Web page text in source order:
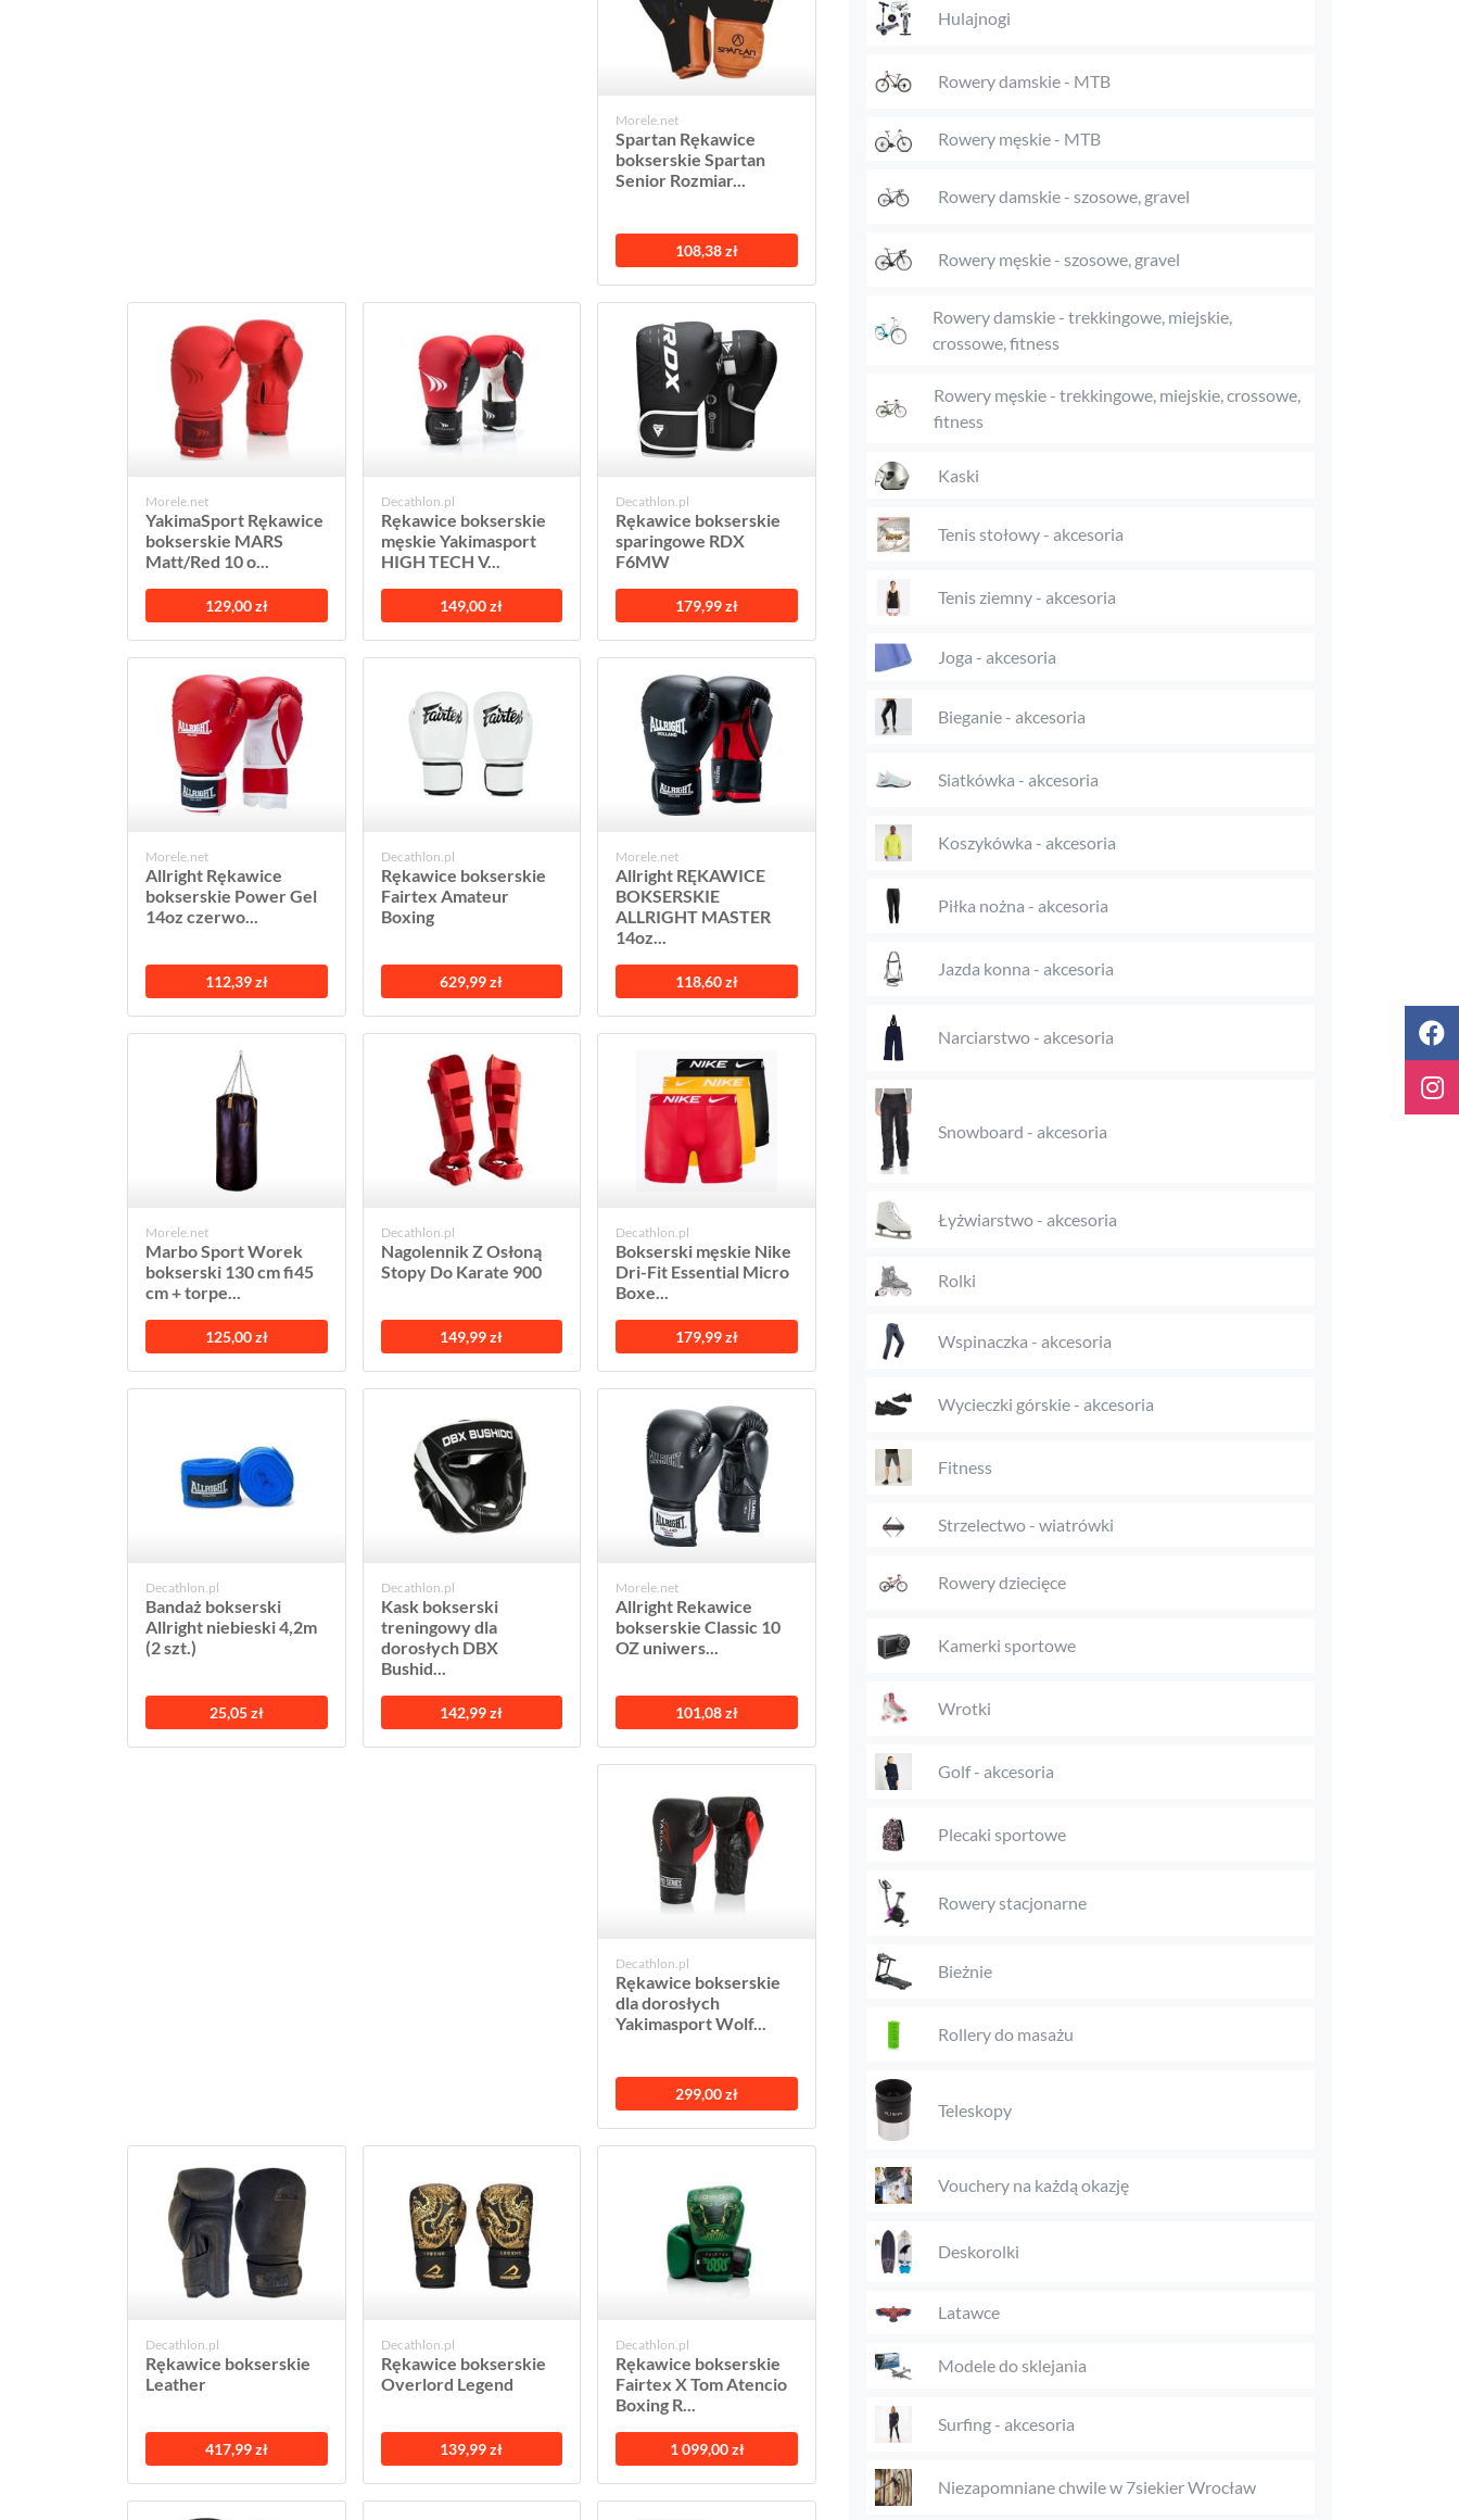
Morele.net
Spartan Rękawice
bokserskie Spartan
Senior Rozmiar...
108,38 zł
Morele.net
YakimaSport Rękawice
bokserskie MARS
Matt/Red 10 o...
129,00 zł
Decathlon.pl
Rękawice bokserskie
męskie Yakimasport
HIGH TECH V...
149,00 zł
Decathlon.pl
Rękawice bokserskie
sparingowe RDX
F6MW
179,99 zł
Morele.net
Allright Rękawice
bokserskie Power Gel
14oz czerwo...
112,39 zł
Decathlon.pl
Rękawice bokserskie
Fairtex Amateur
Boxing
629,99 zł
Morele.net
Allright RĘKAWICE
BOKSERSKIE
ALLRIGHT MASTER
14oz...
118,60 zł
Morele.net
Marbo Sport Worek
bokserski 130 cm fi45
cm + torpe...
125,00 zł
Decathlon.pl
Nagolennik Z Osłoną
Stopy Do Karate 900
149,99 zł
Decathlon.pl
Bokserski męskie Nike
Dri-Fit Essential Micro
Boxe...
179,99 zł
Decathlon.pl
Bandaż bokserski
Allright niebieski 4,2m
(2 szt.)
25,05 zł
Decathlon.pl
Kask bokserski
treningowy dla
dorosłych DBX
Bushid...
142,99 zł
Morele.net
Allright Rekawice
bokserskie Classic 10
OZ uniwers...
101,08 zł
Decathlon.pl
Rękawice bokserskie
dla dorosłych
Yakimasport Wolf...
299,00 zł
Decathlon.pl
Rękawice bokserskie
Leather
417,99 zł
Decathlon.pl
Rękawice bokserskie
Overlord Legend
139,99 zł
Decathlon.pl
Rękawice bokserskie
Fairtex X Tom Atencio
Boxing R...
1 099,00 zł
Hulajnogi
Rowery damskie - MTB
Rowery męskie - MTB
Rowery damskie - szosowe, gravel
Rowery męskie - szosowe, gravel
Rowery damskie - trekkingowe, miejskie,
crossowe, fitness
Rowery męskie - trekkingowe, miejskie, crossowe,
fitness
Kaski
Tenis stołowy - akcesoria
Tenis ziemny - akcesoria
Joga - akcesoria
Bieganie - akcesoria
Siatkówka - akcesoria
Koszykówka - akcesoria
Piłka nożna - akcesoria
Jazda konna - akcesoria
Narciarstwo - akcesoria
Snowboard - akcesoria
Łyżwiarstwo - akcesoria
Rolki
Wspinaczka - akcesoria
Wycieczki górskie - akcesoria
Fitness
Strzelectwo - wiatrówki
Rowery dziecięce
Kamerki sportowe
Wrotki
Golf - akcesoria
Plecaki sportowe
Rowery stacjonarne
Bieżnie
Rollery do masażu
Teleskopy
Vouchery na każdą okazję
Deskorolki
Latawce
Modele do sklejania
Surfing - akcesoria
Niezapomniane chwile w 7siekier Wrocław